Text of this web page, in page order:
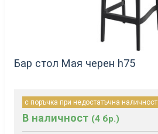
Бар стол Мая черен h75
с поръчка при недостатъчна наличност
В наличност (4 бр.)